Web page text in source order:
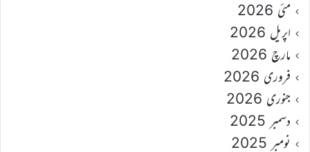
مئی 2026
اپریل 2026
مارچ 2026
فروری 2026
جنوری 2026
دسمبر 2025
نومبر 2025